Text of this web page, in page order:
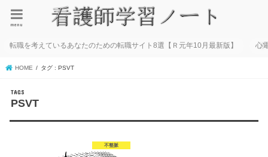
menu
転職を考えているあなたのための転職サイト8選【Ｒ元年10月最新版】 心
HOME タグ : PSVT
PSVT
不整脈